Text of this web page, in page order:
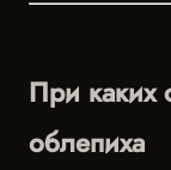
При каких
облепиха